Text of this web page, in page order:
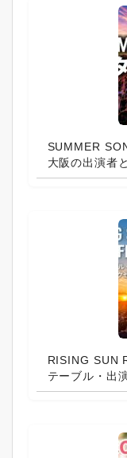
SUMMER
大阪の出演者
RISING SUN
テーブル・出